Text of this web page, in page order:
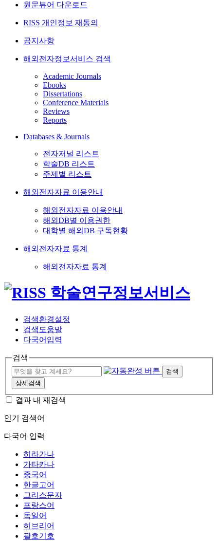
원문뷰어 다운로드
RISS 개인정보 재동의
공지사항
해외전자정보서비스 검색
Academic Journals
Ebooks
Dissertations
Conference Materials
Reviews
Reports
Databases & Journals
전자저널 리스트
학술DB 리스트
주제별 리스트
해외전자자료 이용안내
해외전자자료 이용안내
해외DB별 이용권한
대학별 해외DB 구독현황
해외전자자료 통계
해외전자자료 통계
검색환경설정
검색도움말
다국어입력
검색
검색
상세검색
결과 내 재검색
인기 검색어
다국어 입력
히라가나
가타카나
중국어
한글고어
그리스문자
프랑스어
독일어
히브리어
괄호기호